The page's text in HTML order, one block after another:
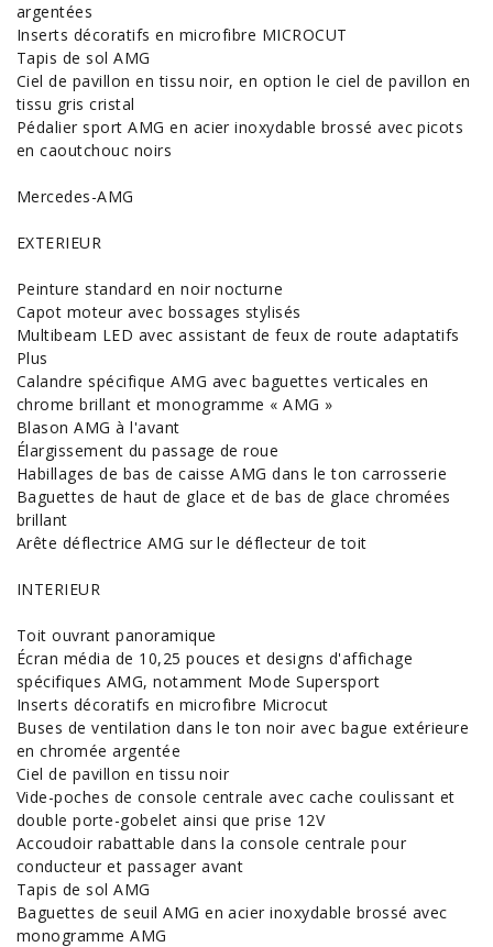
argentées
Inserts décoratifs en microfibre MICROCUT
Tapis de sol AMG
Ciel de pavillon en tissu noir, en option le ciel de pavillon en
tissu gris cristal
Pédalier sport AMG en acier inoxydable brossé avec picots
en caoutchouc noirs
Mercedes-AMG
EXTERIEUR
Peinture standard en noir nocturne
Capot moteur avec bossages stylisés
Multibeam LED avec assistant de feux de route adaptatifs
Plus
Calandre spécifique AMG avec baguettes verticales en
chrome brillant et monogramme « AMG »
Blason AMG à l'avant
Élargissement du passage de roue
Habillages de bas de caisse AMG dans le ton carrosserie
Baguettes de haut de glace et de bas de glace chromées
brillant
Arête déflectrice AMG sur le déflecteur de toit
INTERIEUR
Toit ouvrant panoramique
Écran média de 10,25 pouces et designs d'affichage
spécifiques AMG, notamment Mode Supersport
Inserts décoratifs en microfibre Microcut
Buses de ventilation dans le ton noir avec bague extérieure
en chromée argentée
Ciel de pavillon en tissu noir
Vide-poches de console centrale avec cache coulissant et
double porte-gobelet ainsi que prise 12V
Accoudoir rabattable dans la console centrale pour
conducteur et passager avant
Tapis de sol AMG
Baguettes de seuil AMG en acier inoxydable brossé avec
monogramme AMG